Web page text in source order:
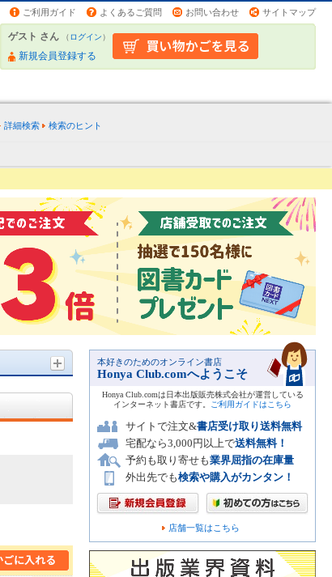
ご利用ガイド よくあるご質問 お問い合わせ サイトマップ
ゲスト さん （ログイン）
新規会員登録する
詳細検索 検索のヒント
本好きのためのオンライン書店
Honya Club.comへようこそ
Honya Club.comは日本出版販売株式会社が運営している
インターネット書店です。
ご利用ガイドはこちら
サイトで注文&書店受け取り送料無料
宅配なら3,000円以上で送料無料！
予約も取り寄せも業界屈指の在庫量
外出先でも検索や購入がカンタン！
店舗一覧はこちら